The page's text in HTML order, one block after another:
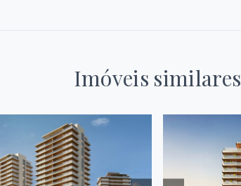
Imóveis similares